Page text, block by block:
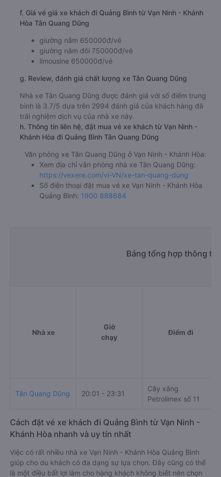
f. Giá vé giá xe khách đi Quảng Bình từ Vạn Ninh - Khánh
Hòa Tân Quang Dũng
giường nằm 650000đ/vé
giường nằm đôi 750000đ/vé
limousine 650000đ/vé
g. Review, đánh giá chất lượng xe Tân Quang Dũng
Nhà xe Tân Quang Dũng được đánh giá với số điểm trung
bình là 3.7/5 dựa trên 2994 đánh giá của khách hàng đã
trải nghiệm dịch vụ của nhà xe này.
h. Thông tin liên hệ, đặt mua vé xe khách từ Vạn Ninh -
Khánh Hòa đi Quảng Bình Tân Quang Dũng
Văn phòng xe Tân Quang Dũng ở Vạn Ninh - Khánh Hòa:
Xem địa chỉ văn phòng nhà xe Tân Quang Dũng:
https://vexere.com/vi-VN/xe-tan-quang-dung
Số điện thoại đặt mua vé xe Vạn Ninh - Khánh Hòa
Quảng Bình: 1900 888684
Bảng tổng hợp thông
Nhà xe
Giờ
chạy
Điểm đi
Tân Quang Dũng 20:01 - 23:31
Cây xăng
Petrolimex số 11
Cách đặt vé xe khách đi Quảng Bình từ Vạn Ninh -
Khánh Hòa nhanh và uy tín nhất
Việc có rất nhiều nhà xe Vạn Ninh - Khánh Hòa Quảng Bình
giúp cho du khách có đa dạng sự lựa chọn. Đây cũng có thể
là một điều bất lợi làm cho hàng khách không biết nên chọn